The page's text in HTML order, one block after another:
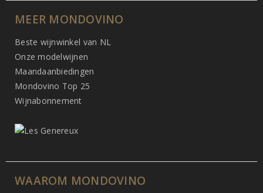
MEER MONDOVINO
Beste wijnwinkel van NL
Onze modelwijnen
Maandaanbiedingen
Mondovino Top 25
Wijnabonnement
WAAROM MONDOVINO